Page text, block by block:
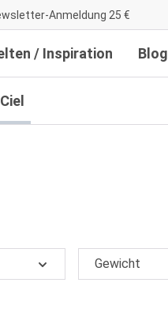
Anmeldung 25 €
/ Inspiration Blog
Gewicht